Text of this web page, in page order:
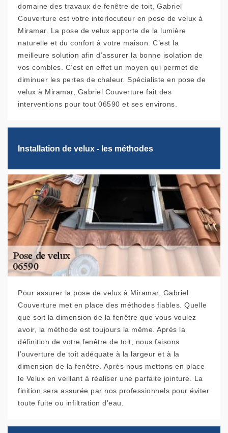
domaine des travaux de fenêtre de toit, Gabriel
Couverture est votre interlocuteur en pose de velux à
Miramar. La pose de velux apporte de la lumière
naturelle et du confort à votre maison. C’est la
meilleure solution afin d’assurer la bonne isolation de
vos combles. C’est en effet un moyen qui permet de
diminuer les pertes de chaleur. Spécialiste en pose de
velux à Miramar, Gabriel Couverture fait des
interventions pour tout 06590 et ses environs.
Installation de velux - les méthodes
Pour assurer la pose de velux à Miramar, Gabriel
Couverture met en place des méthodes fiables. Quelle
que soit la dimension de la fenêtre que vous voulez
avoir, la méthode est toujours la même. Après la
définition de votre fenêtre de toit, nous faisons
l’ouverture de toit adéquate à la largeur et à la
dimension de la fenêtre. Après nous mettons en place
le Velux en veillant à réaliser une parfaite jointure. La
finition sera assurée par nos professionnels pour éviter
toute fuite ou infiltration d’eau.